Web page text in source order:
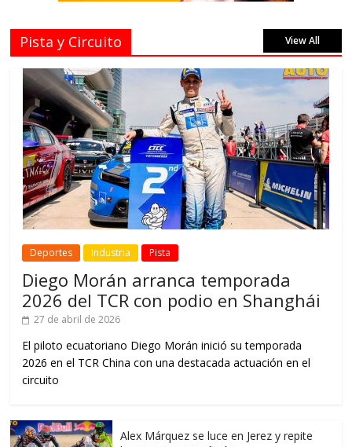
Pista y Circuito View All
Deportes Industria Pista
Diego Morán arranca temporada
2026 del TCR con podio en Shanghái
27 de abril de 2026
El piloto ecuatoriano Diego Morán inició su temporada
2026 en el TCR China con una destacada actuación en el
circuito
Alex Márquez se luce en Jerez y repite